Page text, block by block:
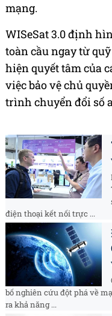
mạng.
WISeSat 3.0 định
toàn cầu ngay từ
hiện quyết tâm của
việc bảo vệ chủ
trình chuyển đổi số
điện thoại kết nối trực ...
bố nghiên cứu đột phá về
ra khả năng ...